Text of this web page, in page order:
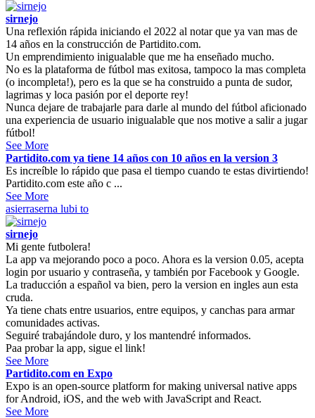
sirnejo
Una reflexión rápida iniciando el 2022 al notar que ya van mas de
14 años en la construcción de Partidito.com.
Un emprendimiento inigualable que me ha enseñado mucho.
No es la plataforma de fútbol mas exitosa, tampoco la mas completa
(o incompleta!), pero es la que se ha construido a punta de sudor,
lagrimas y loca pasión por el deporte rey!
Nunca dejare de trabajarle para darle al mundo del fútbol aficionado
una experiencia de usuario inigualable que nos motive a salir a jugar
fútbol!
See More
Partidito.com ya tiene 14 años con 10 años en la version 3
Es increíble lo rápido que pasa el tiempo cuando te estas divirtiendo!
Partidito.com este año c ...
See More
asierraserna lubi to
sirnejo
Mi gente futbolera!
La app va mejorando poco a poco. Ahora es la version 0.05, acepta
login por usuario y contraseña, y también por Facebook y Google.
La traducción a español va bien, pero la version en ingles aun esta
cruda.
Ya tiene chats entre usuarios, entre equipos, y canchas para armar
comunidades activas.
Seguiré trabajándole duro, y los mantendré informados.
Paa probar la app, sigue el link!
See More
Partidito.com en Expo
Expo is an open-source platform for making universal native apps
for Android, iOS, and the web with JavaScript and React.
See More